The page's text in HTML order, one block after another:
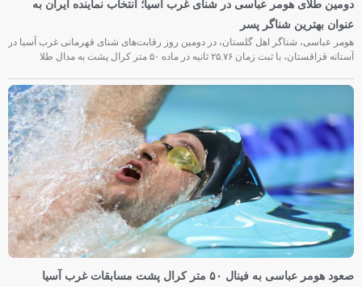
دومین طلای هومر عباسی در شنای غرب آسیا؛ انتخاب نماینده ایران به
عنوان بهترین شناگر پسر
هومر عباسی، شناگر اهل گلستان، در دومین روز رقابت‌های شنای قهرمانی غرب آسیا در
آستانه قزاقستان، با ثبت زمان ۲۵.۷۶ ثانیه در ماده ۵۰ متر کرال پشت به مدال طلا
صعود هومر عباسی به فینال ۵۰ متر کرال پشت مسابقات غرب آسیا